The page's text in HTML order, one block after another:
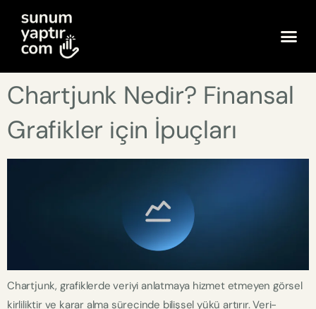
Chartjunk Nedir? Finansal
Grafikler için İpuçları
Chartjunk, grafiklerde veriyi anlatmaya hizmet etmeyen görsel
kirliliktir ve karar alma sürecinde bilişsel yükü artırır. Veri-